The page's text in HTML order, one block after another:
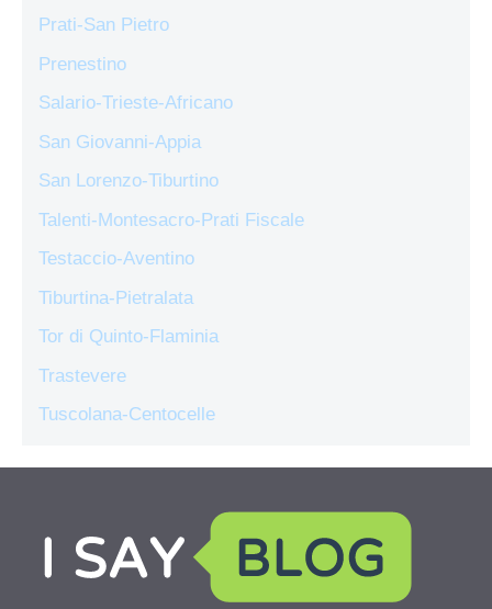
Prati-San Pietro
Prenestino
Salario-Trieste-Africano
San Giovanni-Appia
San Lorenzo-Tiburtino
Talenti-Montesacro-Prati Fiscale
Testaccio-Aventino
Tiburtina-Pietralata
Tor di Quinto-Flaminia
Trastevere
Tuscolana-Centocelle